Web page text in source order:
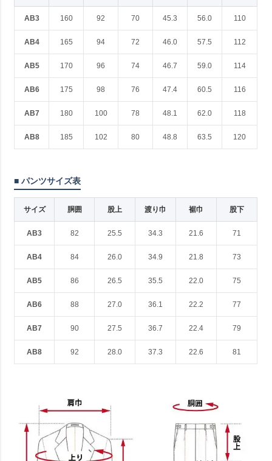
AB3 160 92 70 45.3 56.0 110
AB4 165 94 72 46.0 57.5 112
AB5 170 96 74 46.7 59.0 114
AB6 175 98 76 47.4 60.5 116
AB7 180 100 78 48.1 62.0 118
AB8 185 102 80 48.8 63.5 120
■ パンツサイズ表
サイズ 胴囲 股上 渡り巾 裾巾 股下
AB3 82 25.5 34.3 21.6 71
AB4 84 26.0 34.9 21.8 73
AB5 86 26.5 35.5 22.0 75
AB6 88 27.0 36.1 22.2 77
AB7 90 27.5 36.7 22.4 79
AB8 92 28.0 37.3 22.6 81